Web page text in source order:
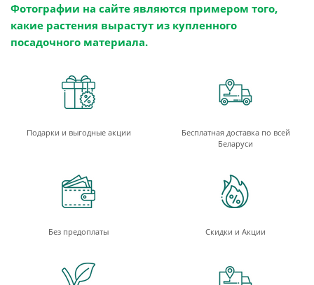
Фотографии на сайте являются примером того,
какие растения вырастут из купленного
посадочного материала.
Подарки и выгодные акции
Бесплатная доставка по всей
Беларуси
Без предоплаты Скидки и Акции